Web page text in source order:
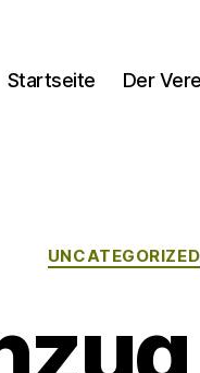
Startseite Der
UNCATEGORIZED